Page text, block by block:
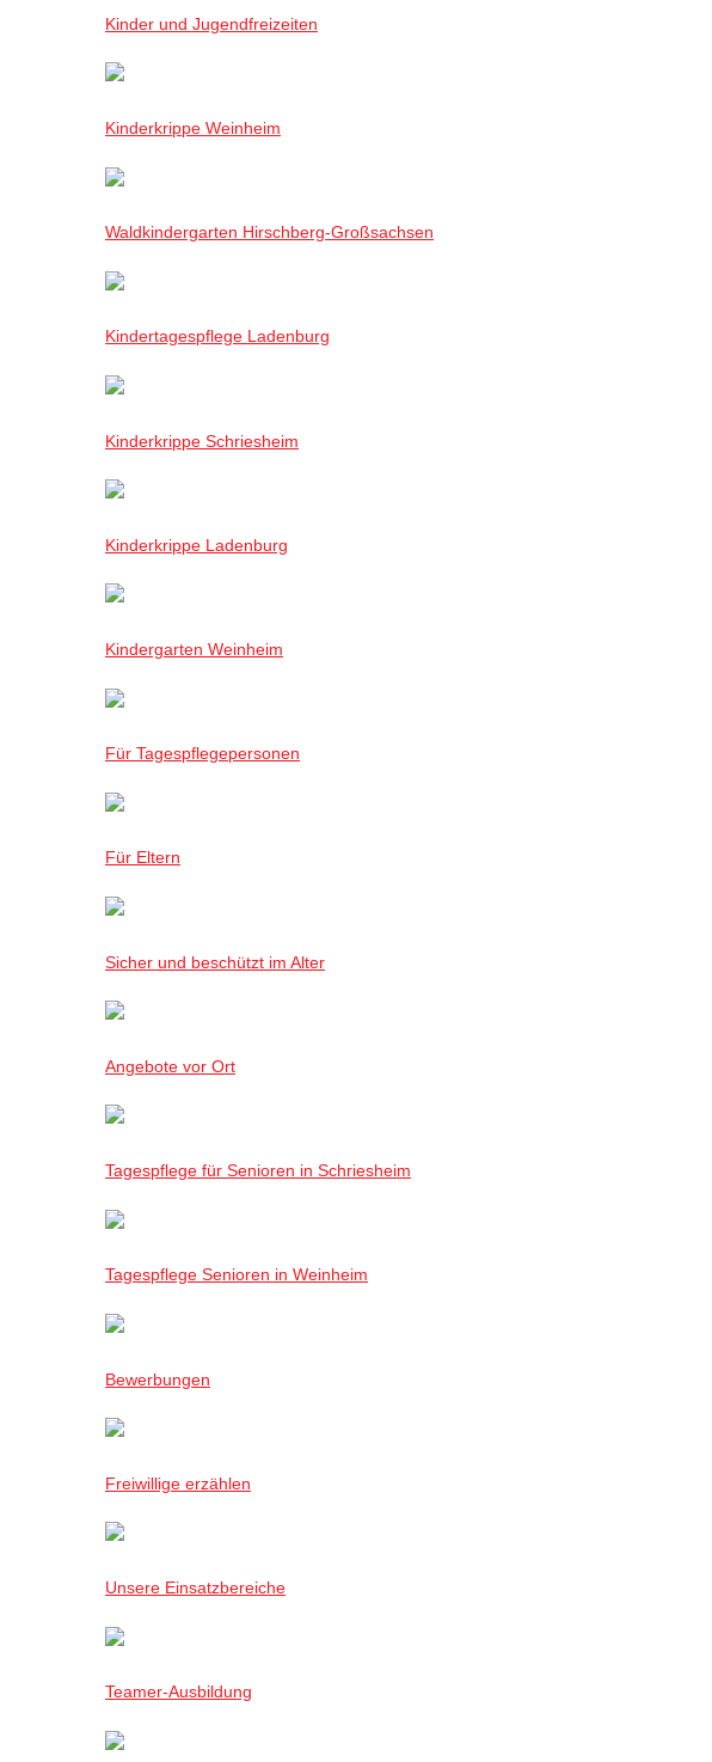
Kinder und Jugendfreizeiten
Kinderkrippe Weinheim
Waldkindergarten Hirschberg-Großsachsen
Kindertagespflege Ladenburg
Kinderkrippe Schriesheim
Kinderkrippe Ladenburg
Kindergarten Weinheim
Für Tagespflegepersonen
Für Eltern
Sicher und beschützt im Alter
Angebote vor Ort
Tagespflege für Senioren in Schriesheim
Tagespflege Senioren in Weinheim
Bewerbungen
Freiwillige erzählen
Unsere Einsatzbereiche
Teamer-Ausbildung